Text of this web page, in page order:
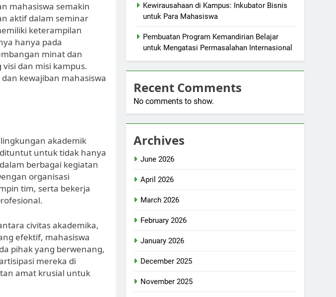
mahasiswa semakin
aktif dalam seminar
keterampilan
hanya pada
minat dan
dan misi kampus.
kewajiban mahasiswa
akademik
untuk tidak hanya
berbagai kegiatan
organisasi
tim, serta bekerja
civitas akademika,
efektif, mahasiswa
pihak yang berwenang,
mereka di
amat krusial untuk
Kewirausahaan di Kampus: Inkubator Bisnis
untuk Para Mahasiswa
Pembuatan Program Kemandirian Belajar
untuk Mengatasi Permasalahan Internasional
Recent Comments
No comments to show.
Archives
June 2026
April 2026
March 2026
February 2026
January 2026
December 2025
November 2025